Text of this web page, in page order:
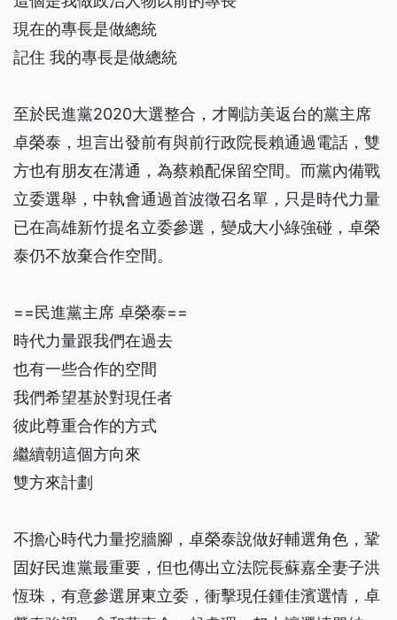
現在的專長是做總統
記住 我的專長是做總統
至於民進黨2020大選整合，才剛訪美返台的黨主席
卓榮泰，坦言出發前有與前行政院長賴通過電話，雙
方也有朋友在溝通，為蔡賴配保留空間。而黨內備戰
立委選舉，中執會通過首波徵召名單，只是時代力量
已在高雄新竹提名立委參選，變成大小綠強碰，卓榮
泰仍不放棄合作空間。
==民進黨主席 卓榮泰==
時代力量跟我們在過去
也有一些合作的空間
我們希望基於對現任者
彼此尊重合作的方式
繼續朝這個方向來
雙方來計劃
不擔心時代力量挖牆腳，卓榮泰說做好輔選角色，鞏
固好民進黨最重要，但也傳出立法院長蘇嘉全妻子洪
恆珠，有意參選屏東立委，衝擊現任鍾佳濱選情，卓